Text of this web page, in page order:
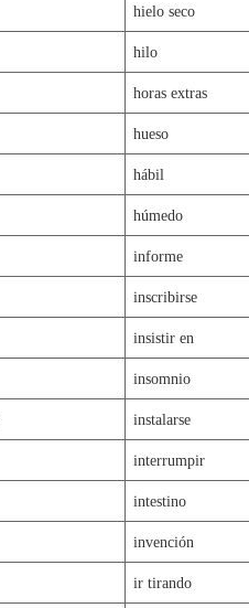
hielo seco
hilo
horas extras
hueso
hábil
húmedo
informe
inscribirse
insistir en
insomnio
instalarse
interrumpir
intestino
invención
ir tirando